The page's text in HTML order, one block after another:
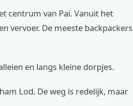
centrum van Pai. Vanuit het
vervoer. De meeste backpackers
en langs kleine dorpjes.
Lod. De weg is redelijk, maar